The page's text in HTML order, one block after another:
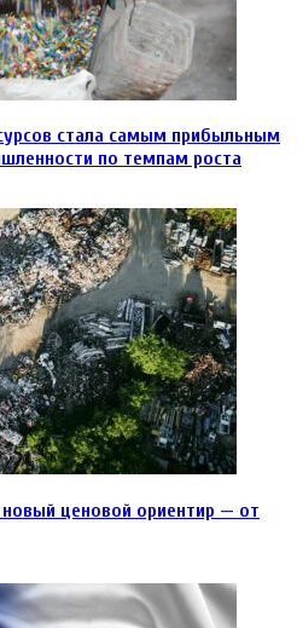
стала самым прибыльным
по темпам роста
ценовой ориентир — от